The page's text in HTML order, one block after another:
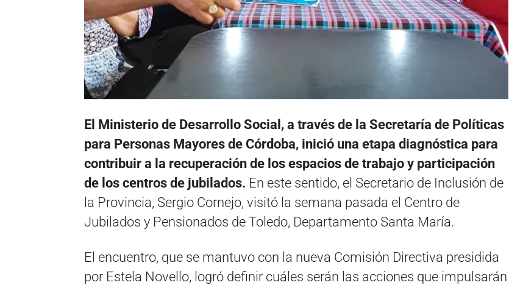
El Ministerio de Desarrollo Social, a través de la Secretaría de Políticas
para Personas Mayores de Córdoba, inició una etapa diagnóstica para
contribuir a la recuperación de los espacios de trabajo y participación
de los centros de jubilados. En este sentido, el Secretario de Inclusión de
la Provincia, Sergio Cornejo, visitó la semana pasada el Centro de
Jubilados y Pensionados de Toledo, Departamento Santa María.
El encuentro, que se mantuvo con la nueva Comisión Directiva presidida
por Estela Novello, logró definir cuáles serán las acciones que impulsarán